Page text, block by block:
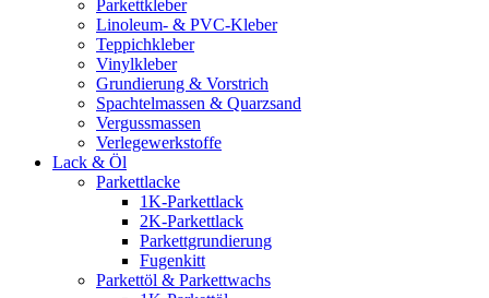
Parkettkleber
Linoleum- & PVC-Kleber
Teppichkleber
Vinylkleber
Grundierung & Vorstrich
Spachtelmassen & Quarzsand
Vergussmassen
Verlegewerkstoffe
Lack & Öl
Parkettlacke
1K-Parkettlack
2K-Parkettlack
Parkettgrundierung
Fugenkitt
Parkettöl & Parkettwachs